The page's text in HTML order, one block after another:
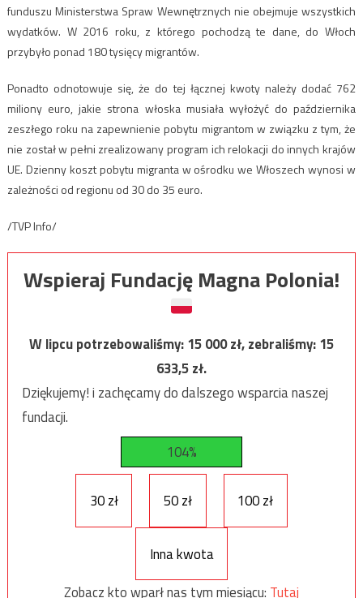
funduszu Ministerstwa Spraw Wewnętrznych nie obejmuje wszystkich
wydatków. W 2016 roku, z którego pochodzą te dane, do Włoch
przybyło ponad 180 tysięcy migrantów.
Ponadto odnotowuje się, że do tej łącznej kwoty należy dodać 762
miliony euro, jakie strona włoska musiała wyłożyć do października
zeszłego roku na zapewnienie pobytu migrantom w związku z tym, że
nie został w pełni zrealizowany program ich relokacji do innych krajów
UE. Dzienny koszt pobytu migranta w ośrodku we Włoszech wynosi w
zależności od regionu od 30 do 35 euro.
/TVP Info/
Wspieraj Fundację Magna Polonia!
W lipcu potrzebowaliśmy:15 000zł, zebraliśmy:15
633,5zł.
Dziękujemy! i zachęcamy do dalszego wsparcia naszej
fundacji.
104%
30 zł 50 zł 100 zł
Inna kwota
Zobacz kto wparł nas tym miesiącu: Tutaj